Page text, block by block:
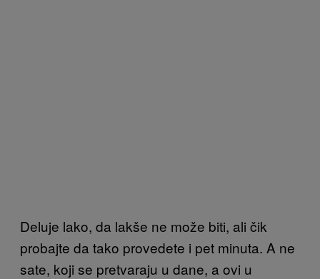
Deluje lako, da lakše ne može biti, ali čik
probajte da tako provedete i pet minuta. A ne
sate, koji se pretvaraju u dane, a ovi u